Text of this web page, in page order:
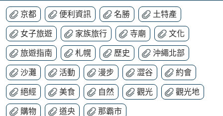
京都 便利資訊 名勝 土特產
女子旅遊 家族旅行 寺廟 文化
旅遊指南 札幌 歷史 沖繩北部
沙灘 活動 漫步 澀谷 約會
絕經 美食 自然 觀光 觀光地
購物 道央 那霸市